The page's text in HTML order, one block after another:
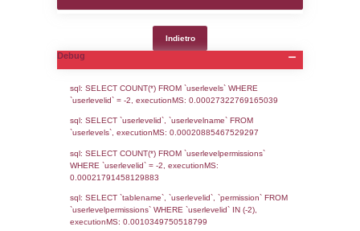
CONTROLLO A CUI è SOGGETTO LO
DELL'AMBIENTE/TERRITORIO
STABILIMENTO
SEZIONE H (pubblico) - DESCRIZIONE